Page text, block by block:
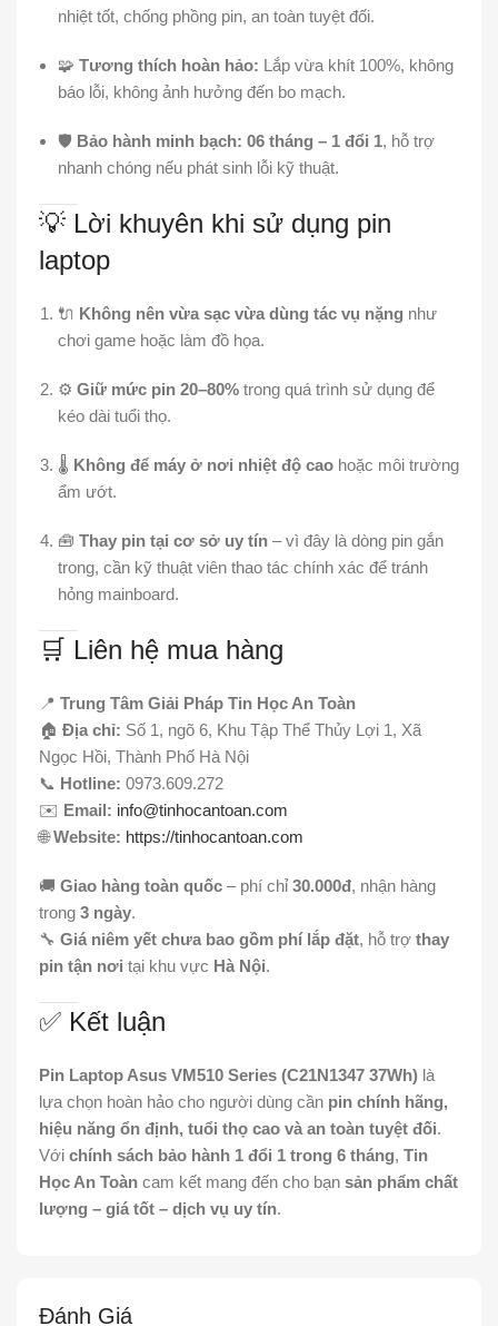
nhiệt tốt, chống phồng pin, an toàn tuyệt đối.
🧩 Tương thích hoàn hảo: Lắp vừa khít 100%, không
báo lỗi, không ảnh hưởng đến bo mạch.
🛡️ Bảo hành minh bạch: 06 tháng – 1 đổi 1, hỗ trợ
nhanh chóng nếu phát sinh lỗi kỹ thuật.
💡 Lời khuyên khi sử dụng pin
laptop
🔌 Không nên vừa sạc vừa dùng tác vụ nặng như
chơi game hoặc làm đồ họa.
⚙️ Giữ mức pin 20–80% trong quá trình sử dụng để
kéo dài tuổi thọ.
🌡️ Không để máy ở nơi nhiệt độ cao hoặc môi trường
ẩm ướt.
🧰 Thay pin tại cơ sở uy tín – vì đây là dòng pin gắn
trong, cần kỹ thuật viên thao tác chính xác để tránh
hỏng mainboard.
🛒 Liên hệ mua hàng
📍 Trung Tâm Giải Pháp Tin Học An Toàn
🏠 Địa chỉ: Số 1, ngõ 6, Khu Tập Thể Thủy Lợi 1, Xã
Ngọc Hồi, Thành Phố Hà Nội
📞 Hotline: 0973.609.272
✉️ Email: info@tinhocantoan.com
🌐Website: https://tinhocantoan.com
🚚 Giao hàng toàn quốc – phí chỉ30.000đ, nhận hàng
trong 3 ngày.
🔧 Giá niêm yết chưa bao gồm phí lắp đặt, hỗ trợ thay
pin tận nơi tại khu vực Hà Nội.
✅ Kết luận
Pin Laptop Asus VM510 Series (C21N1347 37Wh) là
lựa chọn hoàn hảo cho người dùng cần pin chính hãng,
hiệu năng ổn định, tuổi thọ cao và an toàn tuyệt đối.
Với chính sách bảo hành 1 đổi 1 trong 6 tháng, Tin
Học An Toàn cam kết mang đến cho bạn sản phẩm chất
lượng – giá tốt – dịch vụ uy tín.
Đánh Giá